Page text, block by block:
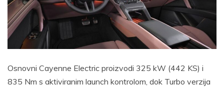
Osnovni Cayenne Electric proizvodi 325 kW (442 KS) i
835 Nm s aktiviranim launch kontrolom, dok Turbo verzija